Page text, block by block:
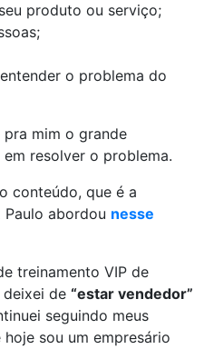
produto ou serviço;
o problema do
mim o grande
resolver o problema.
conteúdo, que é a
abordou nesse
treinamento VIP de
deixei de “estar vendedor”
seguindo meus
sou um empresário